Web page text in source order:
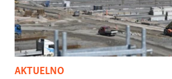
AKTUELNO